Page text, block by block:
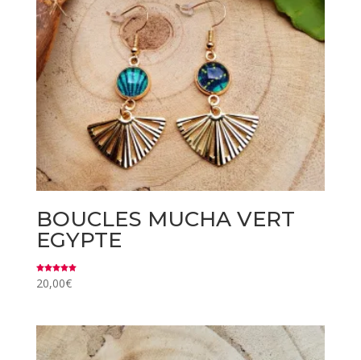
BOUCLES MUCHA VERT
EGYPTE
Note
5.00
20,00€